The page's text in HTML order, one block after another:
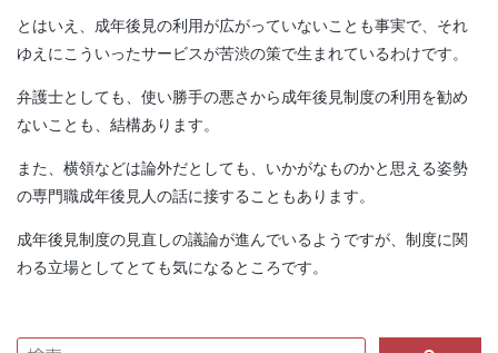
とはいえ、成年後見の利用が広がっていないことも事実で、それ
ゆえにこういったサービスが苦渋の策で生まれているわけです。
弁護士としても、使い勝手の悪さから成年後見制度の利用を勧め
ないことも、結構あります。
また、横領などは論外だとしても、いかがなものかと思える姿勢
の専門職成年後見人の話に接することもあります。
成年後見制度の見直しの議論が進んでいるようですが、制度に関
わる立場としてとても気になるところです。